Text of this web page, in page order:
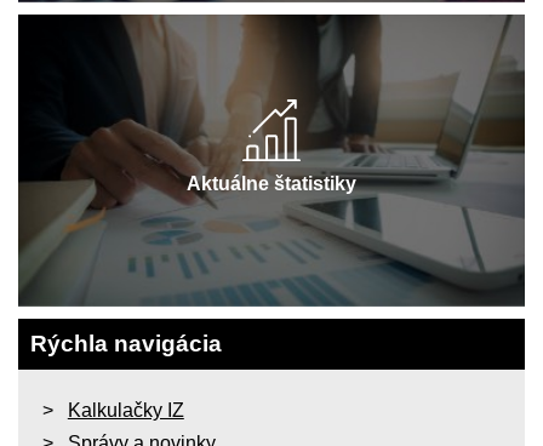
Aktuálne štatistiky
Rýchla navigácia
Kalkulačky IZ